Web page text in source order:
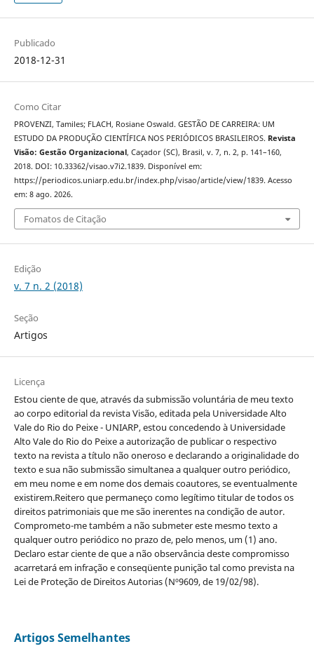
Publicado
2018-12-31
Como Citar
PROVENZI, Tamiles; FLACH, Rosiane Oswald. GESTÃO DE CARREIRA: UM
ESTUDO DA PRODUÇÃO CIENTÍFICA NOS PERIÓDICOS BRASILEIROS. Revista
Visão: Gestão Organizacional, Caçador (SC), Brasil, v. 7, n. 2, p. 141–160,
2018. DOI: 10.33362/visao.v7i2.1839. Disponível em:
https://periodicos.uniarp.edu.br/index.php/visao/article/view/1839. Acesso
em: 8 ago. 2026.
Fomatos de Citação
Edição
v. 7 n. 2 (2018)
Seção
Artigos
Licença
Estou ciente de que, através da submissão voluntária de meu texto
ao corpo editorial da revista Visão, editada pela Universidade Alto
Vale do Rio do Peixe - UNIARP, estou concedendo à Universidade
Alto Vale do Rio do Peixe a autorização de publicar o respectivo
texto na revista a título não oneroso e declarando a originalidade do
texto e sua não submissão simultanea a qualquer outro periódico,
em meu nome e em nome dos demais coautores, se eventualmente
existirem.Reitero que permaneço como legítimo titular de todos os
direitos patrimoniais que me são inerentes na condição de autor.
Comprometo-me também a não submeter este mesmo texto a
qualquer outro periódico no prazo de, pelo menos, um (1) ano.
Declaro estar ciente de que a não observância deste compromisso
acarretará em infração e conseqüente punição tal como prevista na
Lei de Proteção de Direitos Autorias (Nº9609, de 19/02/98).
Artigos Semelhantes